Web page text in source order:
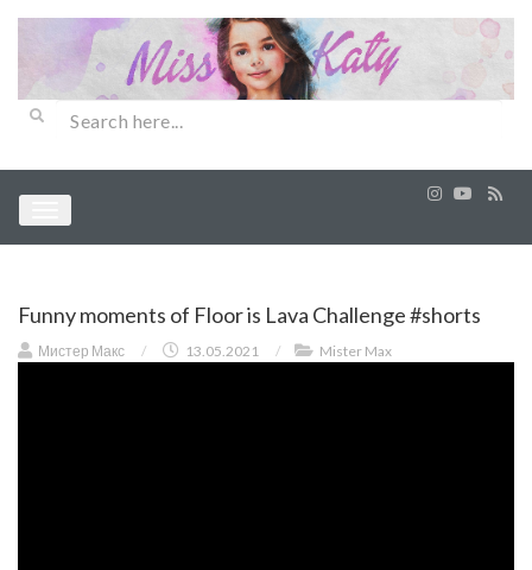
Funny moments of Floor is Lava Challenge #shorts
Мистер Макс / 13.05.2021 / Mister Max